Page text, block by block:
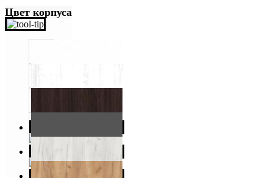
Цвет корпуса